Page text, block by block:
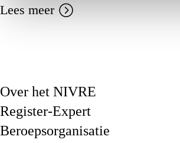
Lees meer
Over het NIVRE
Register-Expert
Beroepsorganisatie